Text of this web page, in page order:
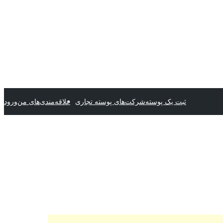
ثبت یک پوستهشرکت‌های پوسته تجاری علاقه‌مندی‌های منورود